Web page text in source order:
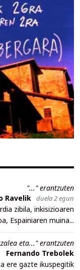
"..." erantzuten
Ravelik duela 2 egun
zibila, inkisizioaren
Espainiaren muina...
eta..." erantzuten
Fernando Trebolek
ere gazte ikuspegitik